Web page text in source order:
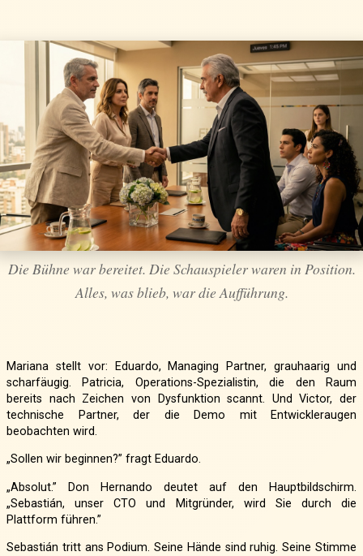
Die Bühne war bereitet. Die Schauspieler waren in Position.
Alles, was blieb, war die Aufführung.
Mariana stellt vor: Eduardo, Managing Partner, grauhaarig und
scharfäugig. Patricia, Operations-Spezialistin, die den Raum
bereits nach Zeichen von Dysfunktion scannt. Und Victor, der
technische Partner, der die Demo mit Entwickleraugen
beobachten wird.
„Sollen wir beginnen?” fragt Eduardo.
„Absolut.” Don Hernando deutet auf den Hauptbildschirm.
„Sebastián, unser CTO und Mitgründer, wird Sie durch die
Plattform führen.”
Sebastián tritt ans Podium. Seine Hände sind ruhig. Seine Stimme